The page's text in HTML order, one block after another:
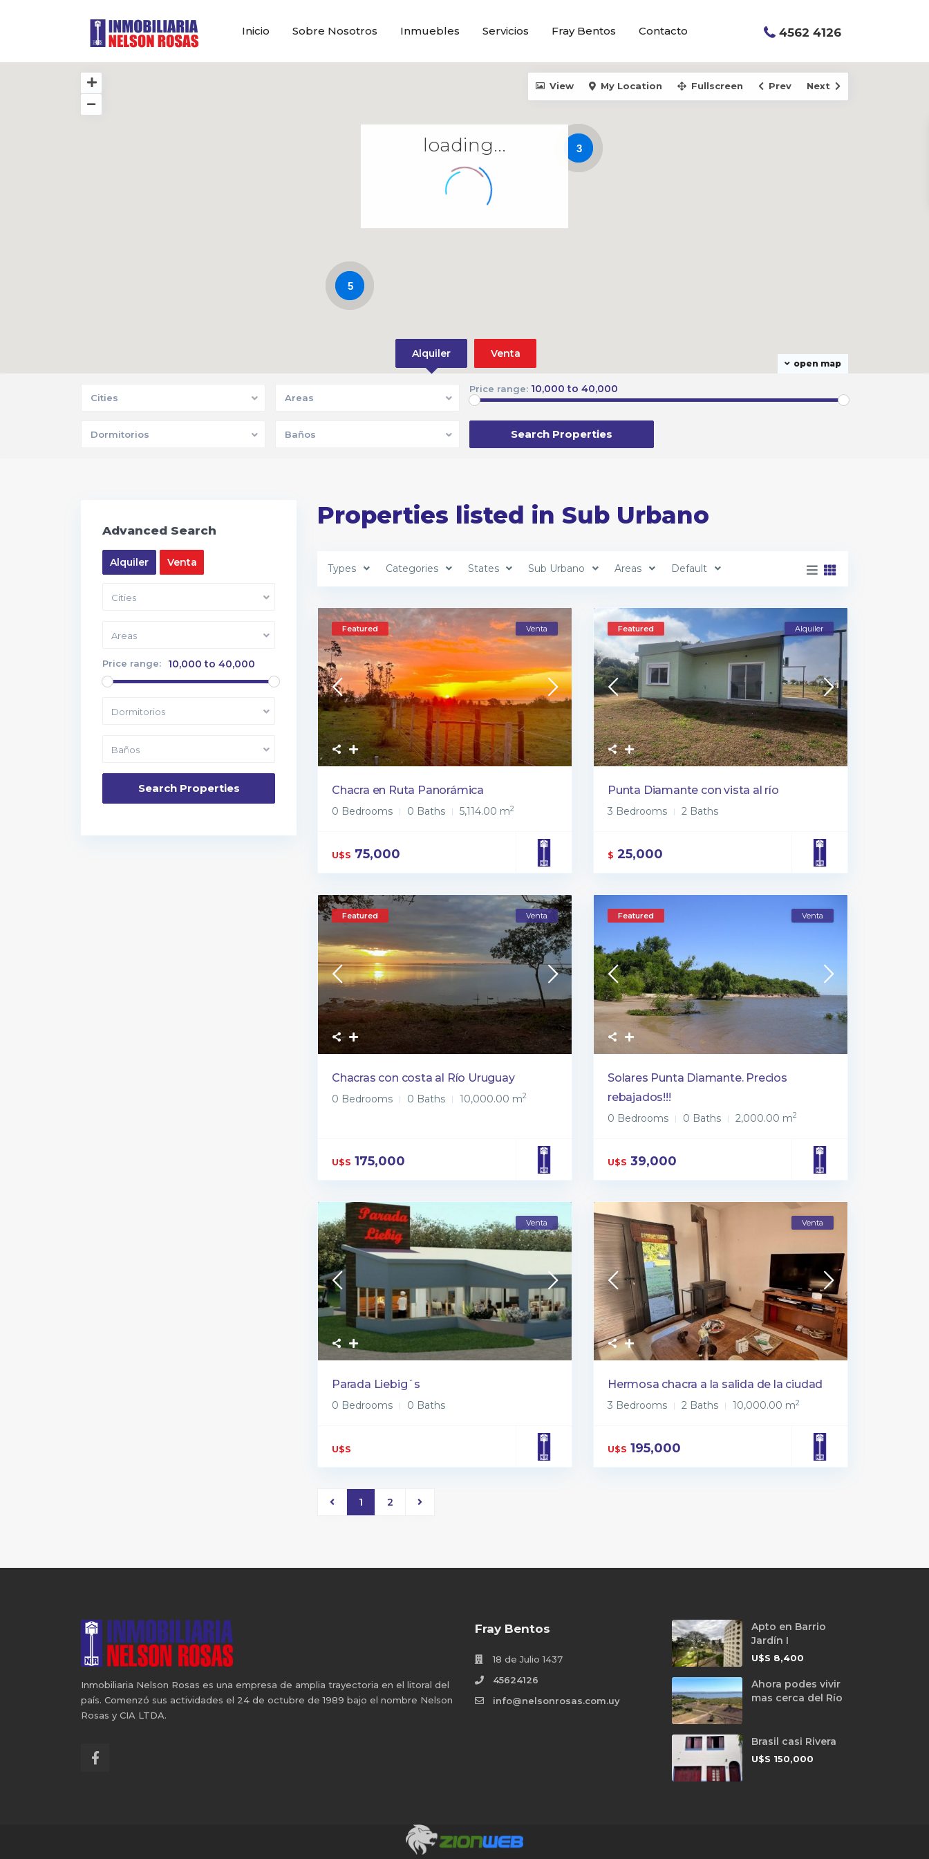
4562 4126
Inicio Sobre Nosotros Inmuebles Servicios Fray Bentos Contacto
3
5
loading...
open map
View My Location Fullscreen Prev Next
Alquiler Venta
Cities Areas
Price range: 10,000 to 40,000
Dormitorios Baños
Properties listed in Sub Urbano
Types Categories States Sub Urbano Areas Default
Featured Venta
Chacra en Ruta Panorámica
0 Bedrooms 0 Baths 5,114.00 m2
U$S 75,000
Featured Alquiler
Punta Diamante con vista al río
3 Bedrooms 2 Baths
$ 25,000
Featured Venta
Chacras con costa al Río Uruguay
0 Bedrooms 0 Baths 10,000.00 m2
U$S 175,000
Featured Venta
Solares Punta Diamante. Precios
rebajados!!!
0 Bedrooms 0 Baths 2,000.00 m2
U$S 39,000
Venta
Parada Liebig´s
0 Bedrooms 0 Baths
U$S
Venta
Hermosa chacra a la salida de la ciudad
3 Bedrooms 2 Baths 10,000.00 m2
U$S 195,000
1 2
Advanced Search
Alquiler Venta
Cities
Areas
Price range: 10,000 to 40,000
Dormitorios
Baños
Inmobiliaria Nelson Rosas es una empresa de amplia trayectoria en el litoral del
país. Comenzó sus actividades el 24 de octubre de 1989 bajo el nombre Nelson
Rosas y CIA LTDA.
Fray Bentos
18 de Julio 1437
45624126
info@nelsonrosas.com.uy
Apto en Barrio
Jardín I
U$S 8,400
Ahora podes vivir
mas cerca del Río
Brasil casi Rivera
U$S 150,000